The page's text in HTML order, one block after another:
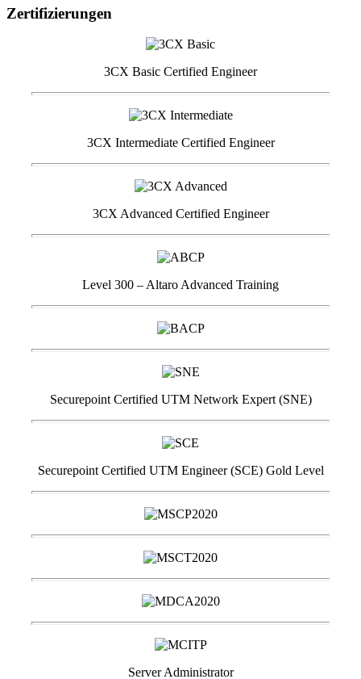
Zertifizierungen
3CX Basic Certified Engineer
3CX Intermediate Certified Engineer
3CX Advanced Certified Engineer
Level 300 – Altaro Advanced Training
Securepoint Certified UTM Network Expert (SNE)
Securepoint Certified UTM Engineer (SCE) Gold Level
Server Administrator